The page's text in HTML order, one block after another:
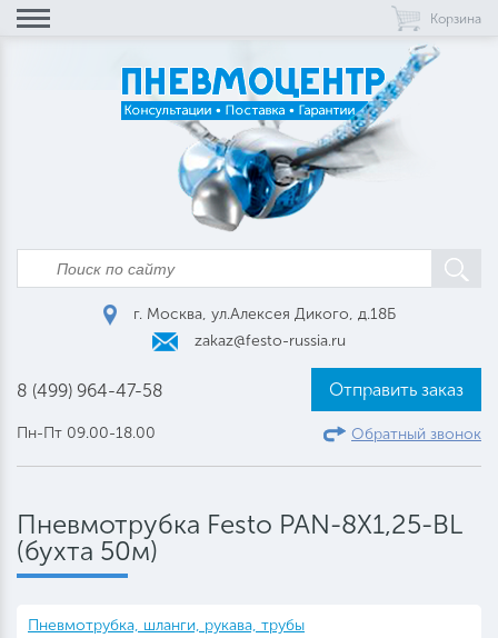
Корзина
г. Москва, ул.Алексея Дикого, д.18Б
zakaz@festo-russia.ru
8 (499) 964-47-58
Пн-Пт 09.00-18.00
Отправить заказ
Обратный звонок
Пневмотрубка Festo PAN-8X1,25-BL
(бухта 50м)
Пневмотрубка, шланги, рукава, трубы